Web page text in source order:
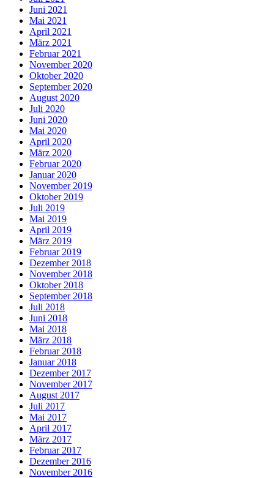
Juni 2021
Mai 2021
April 2021
März 2021
Februar 2021
November 2020
Oktober 2020
September 2020
August 2020
Juli 2020
Juni 2020
Mai 2020
April 2020
März 2020
Februar 2020
Januar 2020
November 2019
Oktober 2019
Juli 2019
Mai 2019
April 2019
März 2019
Februar 2019
Dezember 2018
November 2018
Oktober 2018
September 2018
Juli 2018
Juni 2018
Mai 2018
März 2018
Februar 2018
Januar 2018
Dezember 2017
November 2017
August 2017
Juli 2017
Mai 2017
April 2017
März 2017
Februar 2017
Dezember 2016
November 2016